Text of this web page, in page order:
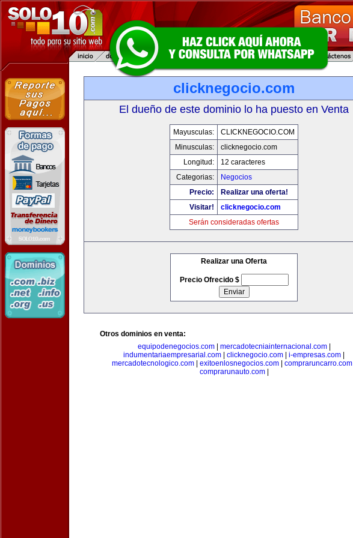
clicknegocio.com
El dueño de este dominio lo ha puesto en Venta
Mayusculas:
CLICKNEGOCIO.COM
Minusculas:
clicknegocio.com
Longitud:
12 caracteres
Categorias:
Negocios
Precio:
Realizar una oferta!
Visitar!
clicknegocio.com
Serán consideradas ofertas
Realizar una Oferta
Precio Ofrecido $
Otros dominios en venta:
equipodenegocios.com| mercadotecniainternacional.com|
indumentariaempresarial.com
clicknegocio.com i-empresas.com
mercadotecnologico.com
exitoenlosnegocios.com compraruncarro.com
comprarunauto.com|